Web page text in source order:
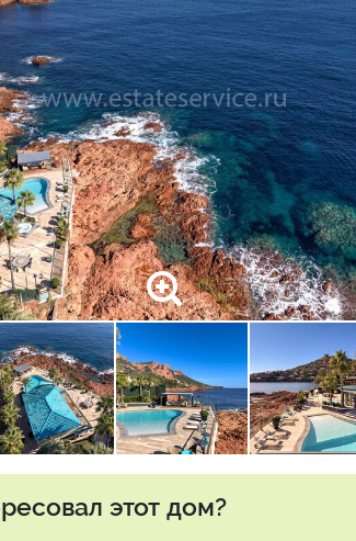
этот дом?